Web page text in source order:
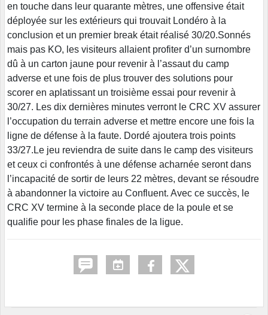
en touche dans leur quarante mètres, une offensive était
déployée sur les extérieurs qui trouvait Londéro à la
conclusion et un premier break était réalisé 30/20.Sonnés
mais pas KO, les visiteurs allaient profiter d’un surnombre
dû à un carton jaune pour revenir à l’assaut du camp
adverse et une fois de plus trouver des solutions pour
scorer en aplatissant un troisième essai pour revenir à
30/27. Les dix dernières minutes verront le CRC XV assurer
l’occupation du terrain adverse et mettre encore une fois la
ligne de défense à la faute. Dordé ajoutera trois points
33/27.Le jeu reviendra de suite dans le camp des visiteurs
et ceux ci confrontés à une défense acharnée seront dans
l’incapacité de sortir de leurs 22 mètres, devant se résoudre
à abandonner la victoire au Confluent. Avec ce succès, le
CRC XV termine à la seconde place de la poule et se
qualifie pour les phase finales de la ligue.